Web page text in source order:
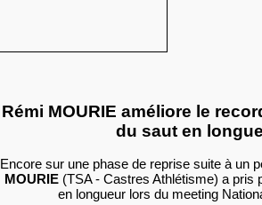
Rémi MOURIE améliore le
du saut en
Encore sur une phase de reprise suite à un
MOURIE (TSA - Castres Athlétisme) a pris
en longueur lors du meeting